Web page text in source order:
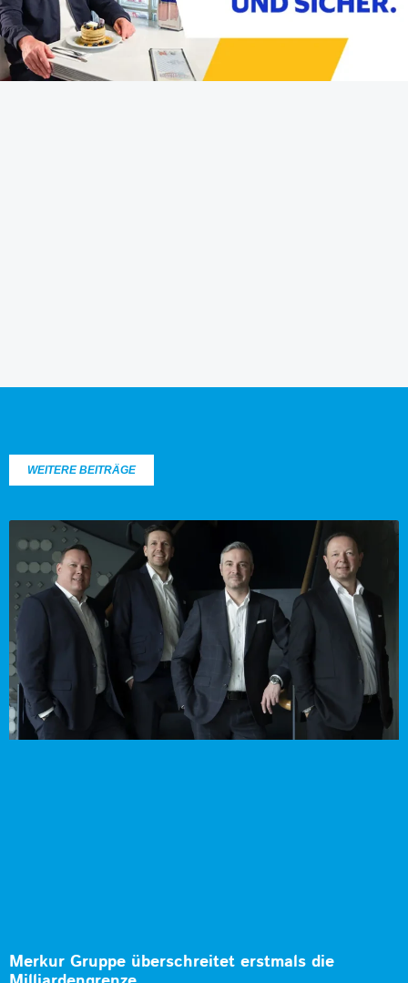
WEITERE BEITRÄGE
Merkur Gruppe überschreitet erstmals die